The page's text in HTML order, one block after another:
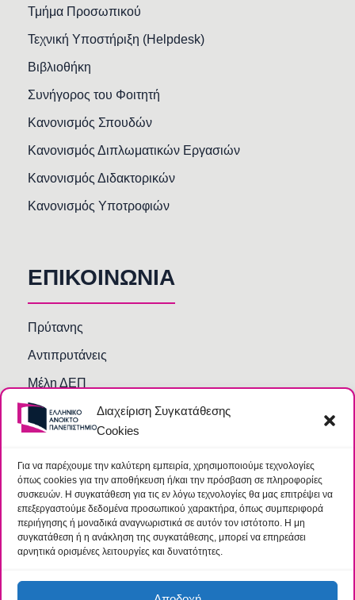
Διαχείριση Συγκατάθεσης
Cookies
Για να παρέχουμε την καλύτερη εμπειρία, χρησιμοποιούμε τεχνολογίες
όπως cookies για την αποθήκευση ή/και την πρόσβαση σε πληροφορίες
συσκευών. Η συγκατάθεση για τις εν λόγω τεχνολογίες θα μας επιτρέψει να
επεξεργαστούμε δεδομένα προσωπικού χαρακτήρα, όπως συμπεριφορά
περιήγησης ή μοναδικά αναγνωριστικά σε αυτόν τον ιστότοπο. Η μη
συγκατάθεση ή η ανάκληση της συγκατάθεσης, μπορεί να επηρεάσει
αρνητικά ορισμένες λειτουργίες και δυνατότητες.
Τμήμα Προσωπικού
Τεχνική Υποστήριξη (Helpdesk)
Βιβλιοθήκη
Συνήγορος του Φοιτητή
Κανονισμός Σπουδών
Κανονισμός Διπλωματικών Εργασιών
Κανονισμός Διδακτορικών
Κανονισμός Υποτροφιών
ΕΠΙΚΟΙΝΩΝΙΑ
Πρύτανης
Αντιπρυτάνεις
Μέλη ΔΕΠ
Τμήματα και Υπηρεσίες
Γραμματείες Κοσμητειών Σχολών
Βιβλιοθήκη
Συχνές Ερωτήσεις